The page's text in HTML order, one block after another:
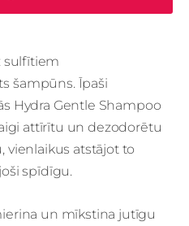
sulfītiem
šampūns. Īpaši
Hydra Gentle Shampoo
attīrītu un dezodorētu
vienlaikus atstājot to
spīdīgu.
un mīkstina jutīgu